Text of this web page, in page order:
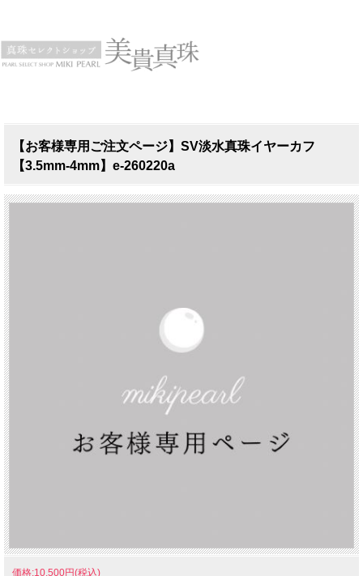
【お客様専用ご注文ページ】SV淡水真珠イヤーカフ
【3.5mm-4mm】e-260220a
価格:10,500円(税込)